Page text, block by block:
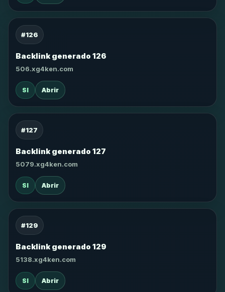
#126
Backlink generado 126
506.xg4ken.com
SI Abrir
#127
Backlink generado 127
5079.xg4ken.com
SI Abrir
#129
Backlink generado 129
5138.xg4ken.com
SI Abrir